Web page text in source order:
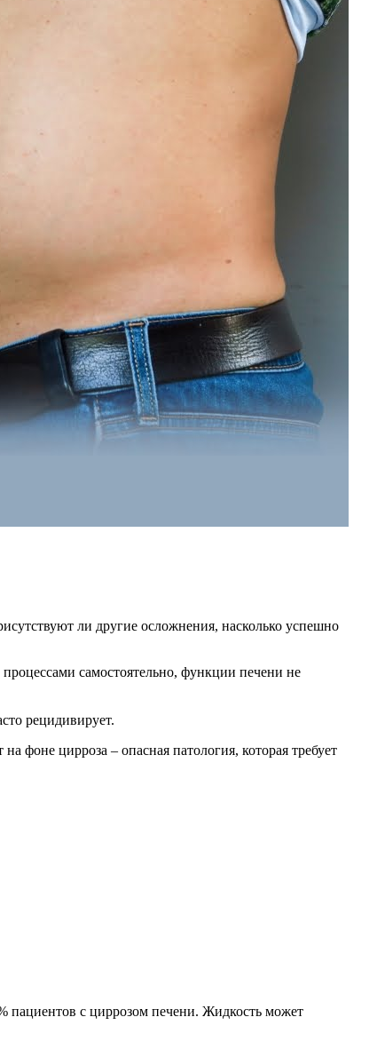
ли другие осложнения, насколько успешно
самостоятельно, функции печени не
рецидивирует.
фоне цирроза – опасная патология, которая требует
пациентов с циррозом печени. Жидкость может